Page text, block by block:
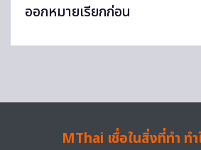
ออกหมายเรียกก่อน
MThai เชื่อในสิ่งที่ทำ ท